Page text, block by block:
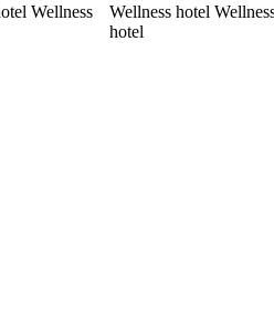
Wellness
Wellness hotel
hotel